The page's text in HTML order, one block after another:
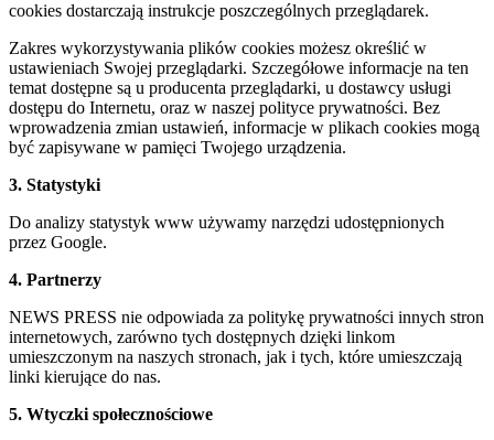
cookies dostarczają instrukcje poszczególnych przeglądarek.
Zakres wykorzystywania plików cookies możesz określić w
ustawieniach Swojej przeglądarki. Szczegółowe informacje na ten
temat dostępne są u producenta przeglądarki, u dostawcy usługi
dostępu do Internetu, oraz w naszej polityce prywatności. Bez
wprowadzenia zmian ustawień, informacje w plikach cookies mogą
być zapisywane w pamięci Twojego urządzenia.
3. Statystyki
Do analizy statystyk www używamy narzędzi udostępnionych
przez Google.
4. Partnerzy
NEWS PRESS nie odpowiada za politykę prywatności innych stron
internetowych, zarówno tych dostępnych dzięki linkom
umieszczonym na naszych stronach, jak i tych, które umieszczają
linki kierujące do nas.
5. Wtyczki społecznościowe